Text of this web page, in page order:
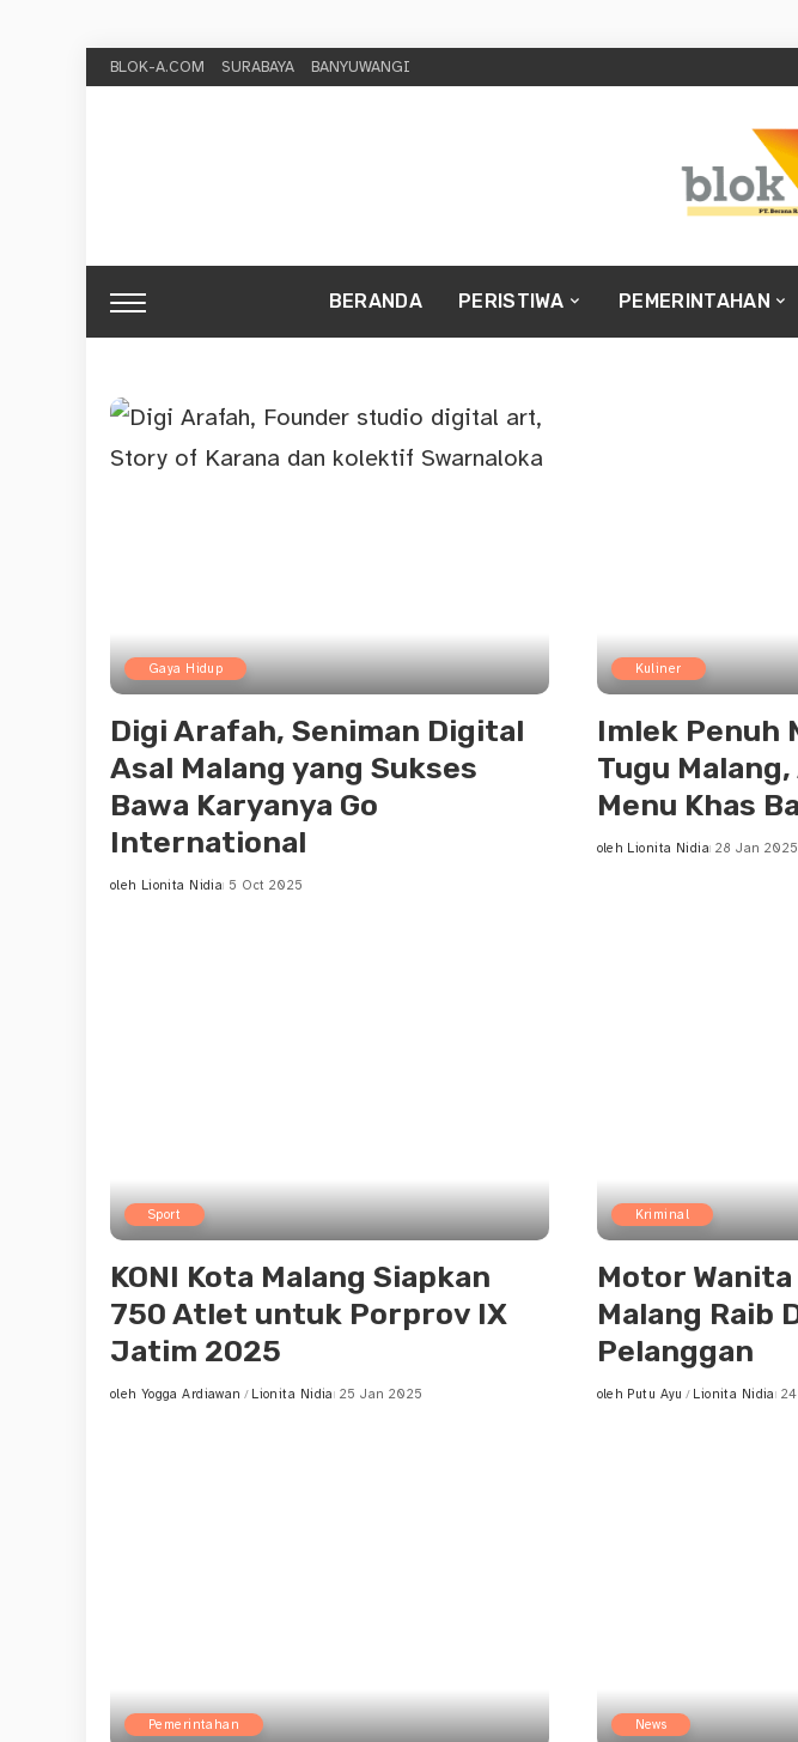
BLOK-A.COM SURABAYA BANYUWANGI
BERANDA PERISTIWA PEMERINTAHAN
Gaya Hidup
Digi Arafah, Seniman Digital
Asal Malang yang Sukses
Bawa Karyanya Go
International
Posted
oleh Lionita Nidia 5 Oct 2025
Kuliner
Imlek Penuh
Tugu
Menu Khas
Posted
oleh Lionita Nidia 28 Jan 2025
Sport
KONI Kota Malang Siapkan
750 Atlet untuk Porprov IX
Jatim 2025
Posted
oleh Yogga Ardiawan Lionita Nidia 25 Jan 2025
Kriminal
Motor Wanita
Malang Raib
Pelanggan
Posted
oleh Putu Ayu Lionita Nidia
Pemerintahan News